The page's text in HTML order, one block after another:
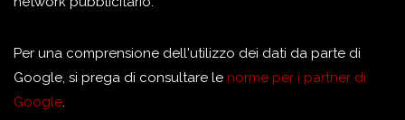
Per una comprensione dell'utilizzo dei dati da parte di
Google, si prega di consultare le norme per i partner di
Google.